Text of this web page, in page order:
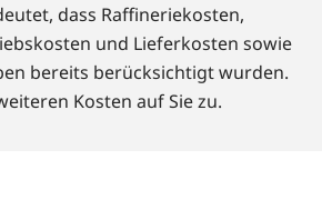
dass Raffineriekosten,
und Lieferkosten sowie
bereits berücksichtigt wurden.
Kosten auf Sie zu.